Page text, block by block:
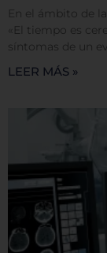
En el ámbito de
«El tiempo es
síntomas de un
LEER MÁS »
clic en los
más y
experiencia
Permitir
Sistema